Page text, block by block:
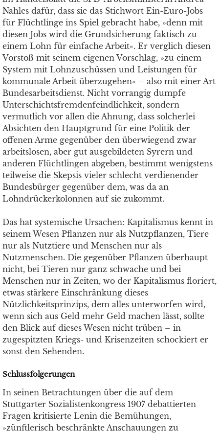
Nahles dafür, dass sie das Stichwort Ein-Euro-Jobs
für Flüchtlinge ins Spiel gebracht habe, »denn mit
diesen Jobs wird die Grundsicherung faktisch zu
einem Lohn für einfache Arbeit«. Er verglich diesen
Vorstoß mit seinem eigenen Vorschlag, »zu einem
System mit Lohnzuschüssen und Leistungen für
kommunale Arbeit überzugehen« – also mit einer Art
Bundesarbeitsdienst. Nicht vorrangig dumpfe
Unterschichtsfremdenfeindlichkeit, sondern
vermutlich vor allen die Ahnung, dass solcherlei
Absichten den Hauptgrund für eine Politik der
offenen Arme gegenüber den überwiegend zwar
arbeitslosen, aber gut ausgebildeten Syrern und
anderen Flüchtlingen abgeben, bestimmt wenigstens
teilweise die Skepsis vieler schlecht verdienender
Bundesbürger gegenüber dem, was da an
Lohndrückerkolonnen auf sie zukommt.
Das hat systemische Ursachen: Kapitalismus kennt in
seinem Wesen Pflanzen nur als Nutzpflanzen, Tiere
nur als Nutztiere und Menschen nur als
Nutzmenschen. Die gegenüber Pflanzen überhaupt
nicht, bei Tieren nur ganz schwache und bei
Menschen nur in Zeiten, wo der Kapitalismus floriert,
etwas stärkere Einschränkung dieses
Nützlichkeitsprinzips, dem alles unterworfen wird,
wenn sich aus Geld mehr Geld machen lässt, sollte
den Blick auf dieses Wesen nicht trüben – in
zugespitzten Kriegs- und Krisenzeiten schockiert er
sonst den Sehenden.
Schlussfolgerungen
In seinen Betrachtungen über die auf dem
Stuttgarter Sozialistenkongress 1907 debattierten
Fragen kritisierte Lenin die Bemühungen,
»zünftlerisch beschränkte Anschauungen zu